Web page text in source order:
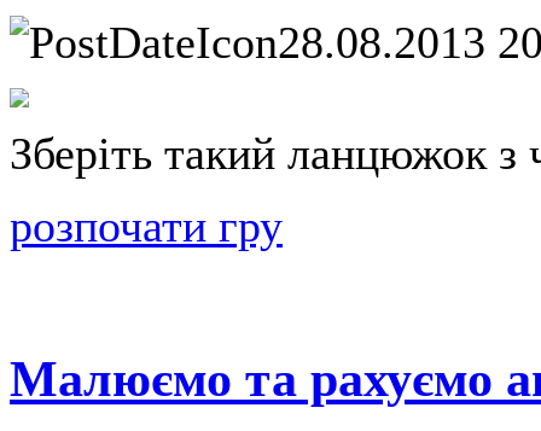
28.08.2013
Зберіть такий ланцюжок
розпочати гру
Малюємо та рахуємо